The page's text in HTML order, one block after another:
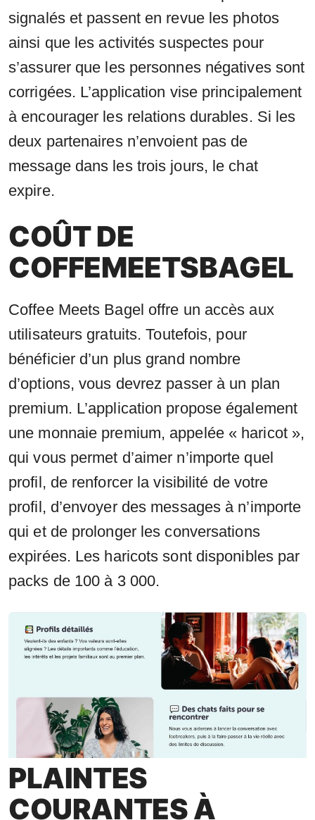
signalés et passent en revue les photos
ainsi que les activités suspectes pour
s’assurer que les personnes négatives sont
corrigées. L’application vise principalement
à encourager les relations durables. Si les
deux partenaires n’envoient pas de
message dans les trois jours, le chat
expire.
COÛT DE
COFFEMEETSBAGEL
Coffee Meets Bagel offre un accès aux
utilisateurs gratuits. Toutefois, pour
bénéficier d’un plus grand nombre
d’options, vous devrez passer à un plan
premium. L’application propose également
une monnaie premium, appelée « haricot »,
qui vous permet d’aimer n’importe quel
profil, de renforcer la visibilité de votre
profil, d’envoyer des messages à n’importe
qui et de prolonger les conversations
expirées. Les haricots sont disponibles par
packs de 100 à 3 000.
PLAINTES
COURANTES À